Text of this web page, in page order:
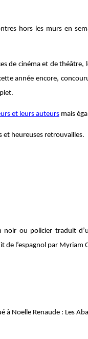
hors les murs en
de cinéma et de théâtre,
année encore,
et leurs auteurs mais
et heureuses retrouvailles.
ou policier traduit
de l’espagnol par Myriam
à Noëlle Renaude : Les